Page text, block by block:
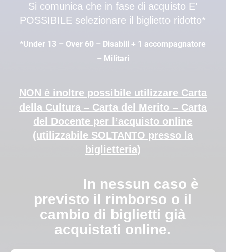
Si comunica che in fase di acquisto E’
POSSIBILE selezionare il biglietto ridotto*
*Under 13 – Over 60 – Disabili + 1 accompagnatore
– Militari
NON è inoltre possibile utilizzare Carta
della Cultura – Carta del Merito – Carta
del Docente per l’acquisto online
(utilizzabile SOLTANTO presso la
biglietteria)
In nessun caso è
previsto il rimborso o il
cambio di biglietti già
acquistati online.